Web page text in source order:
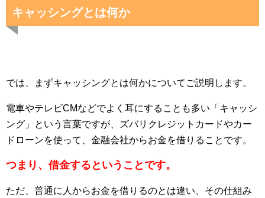
キャッシングとは何か
では、まずキャッシングとは何かについてご説明します。
電車やテレビCMなどでよく耳にすることも多い「キャッシ
ング」という言葉ですが、ズバリクレジットカードやカー
ドローンを使って、金融会社からお金を借りることです。
つまり、借金するということです。
ただ、普通に人からお金を借りるのとは違い、その仕組み